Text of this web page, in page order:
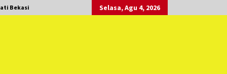
Bekasi Selasa, Agu 4, 2026